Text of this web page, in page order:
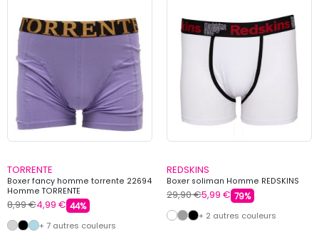
TORRENTE
Boxer fancy homme torrente 22694
Homme TORRENTE
8,99 €4,99 € 44%
+ 7 autres couleurs
REDSKINS
Boxer soliman Homme REDSKINS
29,90 €5,99 € 79%
+ 2 autres couleurs